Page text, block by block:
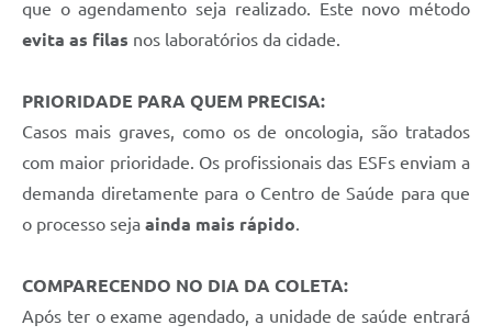
que o agendamento seja realizado. Este novo método
evita as filas nos laboratórios da cidade.
PRIORIDADE PARA QUEM PRECISA:
Casos mais graves, como os de oncologia, são tratados
com maior prioridade. Os profissionais das ESFs enviam a
demanda diretamente para o Centro de Saúde para que
o processo seja ainda mais rápido.
COMPARECENDO NO DIA DA COLETA:
Após ter o exame agendado, a unidade de saúde entrará